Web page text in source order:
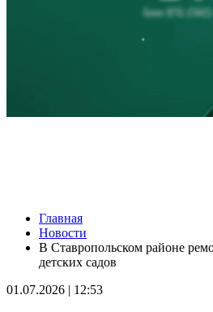
Самарскую область накроет гроза с
08.08.2026 | 14:13
Самарцам покажут фильм о жизни и
Ивана Блока
Стали известны подробности
Главная
Новости
В Ставропольском районе
детских садов
01.07.2026 | 12:53